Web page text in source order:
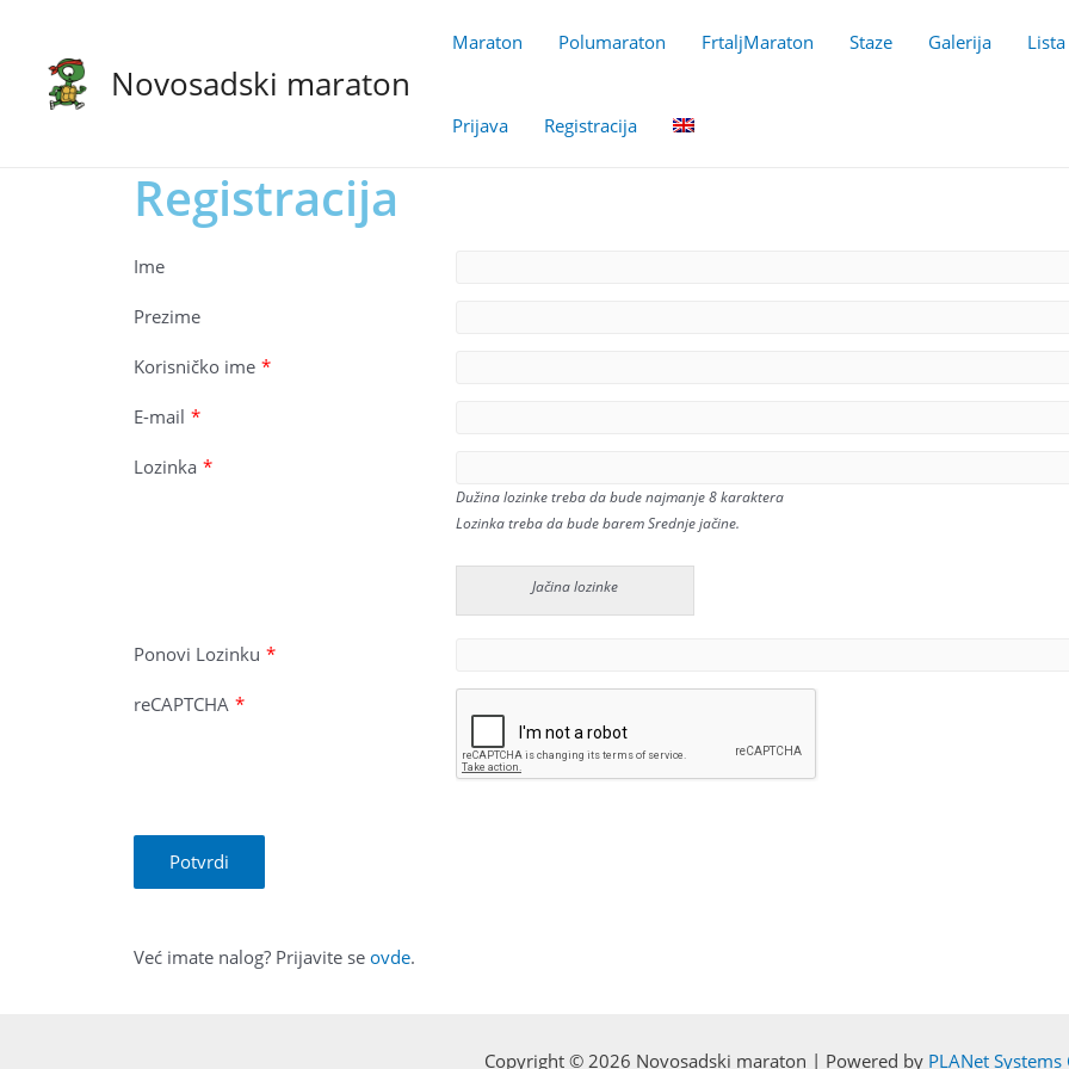
Novosadski maraton
Maraton Polumaraton FrtaljMaraton Staze Galerija
Prijava Registracija
Registracija
Ime
Prezime
Korisničko ime *
E-mail *
Lozinka *
Dužina lozinke treba da bude najmanje 8 karaktera
Lozinka treba da bude barem Srednje jačine.
Jačina lozinke
Ponovi Lozinku *
reCAPTCHA *
Već imate nalog? Prijavite se ovde.
Copyright © 2026 Novosadski maraton | Powered by PLANet